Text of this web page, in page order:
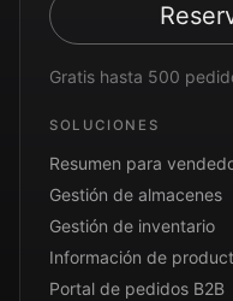
Gratis hasta 500
SOLUCIONES
Resumen para
Gestión de almacenes
Gestión de inventario
Información de
Portal de pedidos B2B